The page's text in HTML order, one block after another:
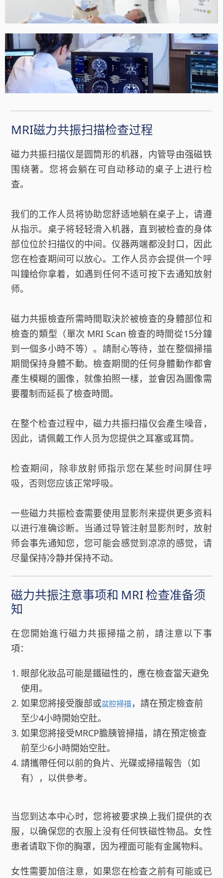
MRI磁力共振扫描检查过程
磁力共振扫描仪是圆筒形的机器，内管导由强磁铁
围绕著。您将会躺在可自动移动的桌子上进行检
查。
我们的工作人员将协助您舒适地躺在桌子上，请遵
从指示。桌子将轻轻滑入机器，直到被检查的身体
部位位於扫描仪的中间。仪器两端都没封口，因此
您在检查期间可以放心。工作人员亦会提供一个呼
叫鐘给你拿着，如遇到任何不适可按下去通知放射
师。
磁力共振檢查所需時間取決於被檢查的身體部位和
檢查的類型（單次 MRI Scan 檢查的時間從15分鐘
到一個多小時不等）。請耐心等待，並在整個掃描
期間保持身體不動。檢查期間的任何身體動作都會
產生模糊的圖像，就像拍照一樣，並會因為圖像需
要覆制而延長了檢查時間。
在整个检查过程中，磁力共振扫描仪会產生噪音，
因此，请佩戴工作人员为您提供之耳塞或耳筒。
检查期间，除非放射师指示您在某些时间屏住呼
吸，否则您应该正常呼吸。
一些磁力共振检查需要使用显影剂来提供更多资料
以进行准确诊断。当通过导管注射显影剂时，放射
师会事先通知您，您可能会感觉到凉凉的感觉，请
尽量保持冷静并保持不动。
磁力共振注意事项和 MRI 检查准备须
知
在您開始進行磁力共振掃描之前，請注意以下事
項：
眼部化妝品可能是鐵磁性的，應在檢查當天避免
使用。
如果您將接受腹部或盆腔掃描，請在預定檢查前
至少4小時開始空肚。
如果您將接受MRCP膽胰管掃描，請在預定檢查
前至少6小時開始空肚。
請攜帶任何以前的負片、光碟或掃描報告（如
有），以供參考。
当您到达本中心时，您将被要求换上我们提供的衣
服，以确保您的衣服上没有任何铁磁性物品。女性
患者请取下你的胸罩，因为裡面可能有金属物料。
女性需要加倍注意，如果您在检查之前有可能或已